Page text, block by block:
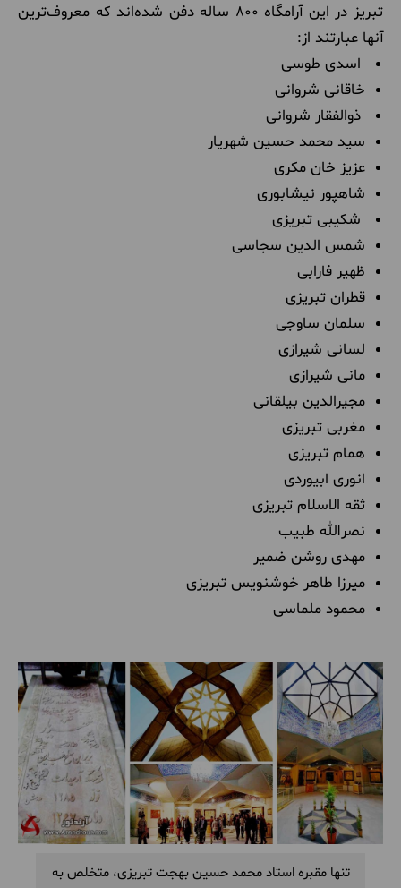
تبریز در این آرامگاه 800 ساله دفن شده‌اند که معروف‌ترین
آنها عبارتند از:
اسدی طوسی
خاقانی شروانی
ذوالفقار شروانی
سید محمد حسین شهریار
عزیز خان مکری
شاهپور نیشابوری
شکیبی تبریزی
شمس الدین سجاسی
ظهیر فارابی
قطران تبریزی
سلمان ساوجی
لسانی شیرازی
مانی شیرازی
مجیرالدین بیلقانی
مغربی تبریزی
همام تبریزی
انوری ابیوردی
ثقه الاسلام تبریزی
نصرالله طبیب
مهدی روشن ضمیر
میرزا طاهر خوشنویس تبریزی
محمود ملماسی
تنها مقبره استاد محمد حسین بهجت تبریزی، متخلص به